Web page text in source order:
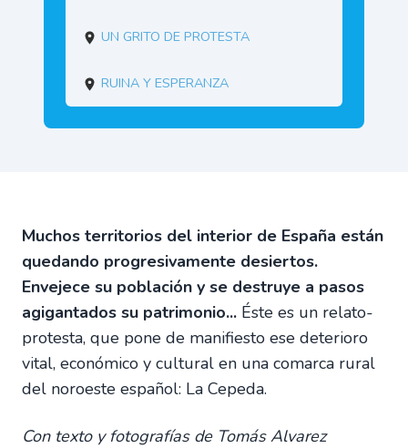
Un grito de protesta
Ruina y esperanza
Muchos territorios del interior de España están
quedando progresivamente desiertos.
Envejece su población y se destruye a pasos
agigantados su patrimonio... Éste es un relato-
protesta, que pone de manifiesto ese deterioro
vital, económico y cultural en una comarca rural
del noroeste español: La Cepeda.
Con texto y fotografías de Tomás Alvarez